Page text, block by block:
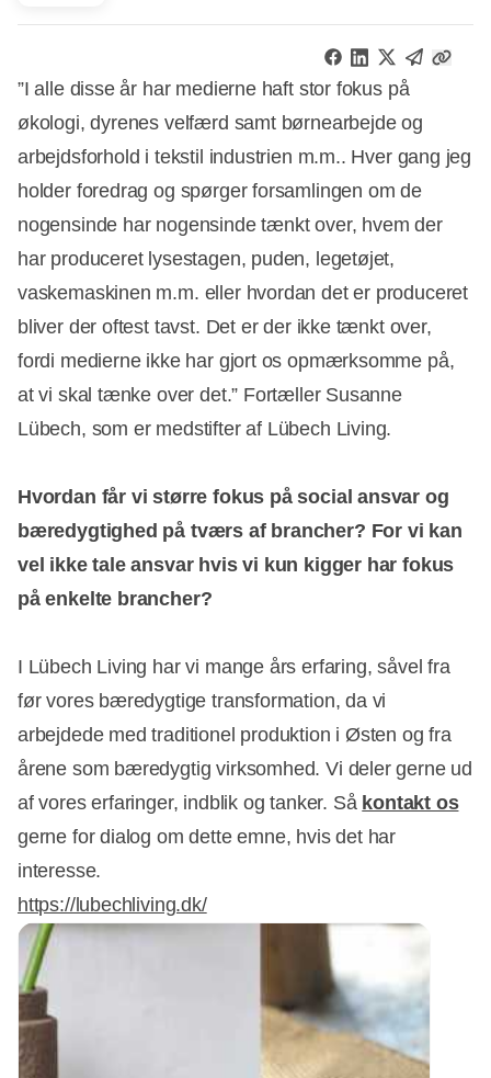
”I alle disse år har medierne haft stor fokus på
økologi, dyrenes velfærd samt børnearbejde og
arbejdsforhold i tekstil industrien m.m.. Hver gang jeg
holder foredrag og spørger forsamlingen om de
nogensinde har nogensinde tænkt over, hvem der
har produceret lysestagen, puden, legetøjet,
vaskemaskinen m.m. eller hvordan det er produceret
bliver der oftest tavst. Det er der ikke tænkt over,
fordi medierne ikke har gjort os opmærksomme på,
at vi skal tænke over det.” Fortæller Susanne
Lübech, som er medstifter af Lübech Living.
Hvordan får vi større fokus på social ansvar og
bæredygtighed på tværs af brancher? For vi kan
vel ikke tale ansvar hvis vi kun kigger har fokus
på enkelte brancher?
I Lübech Living har vi mange års erfaring, såvel fra
før vores bæredygtige transformation, da vi
arbejdede med traditionel produktion i Østen og fra
årene som bæredygtig virksomhed. Vi deler gerne ud
af vores erfaringer, indblik og tanker. Så kontakt os
gerne for dialog om dette emne, hvis det har
interesse.
https://lubechliving.dk/